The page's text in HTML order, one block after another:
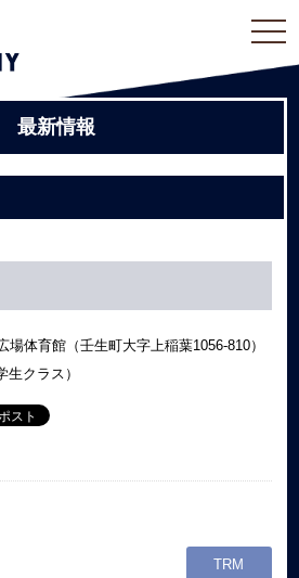
最新情報
体育館（壬生町大字上稲葉1056-810）
クラス）
TRM